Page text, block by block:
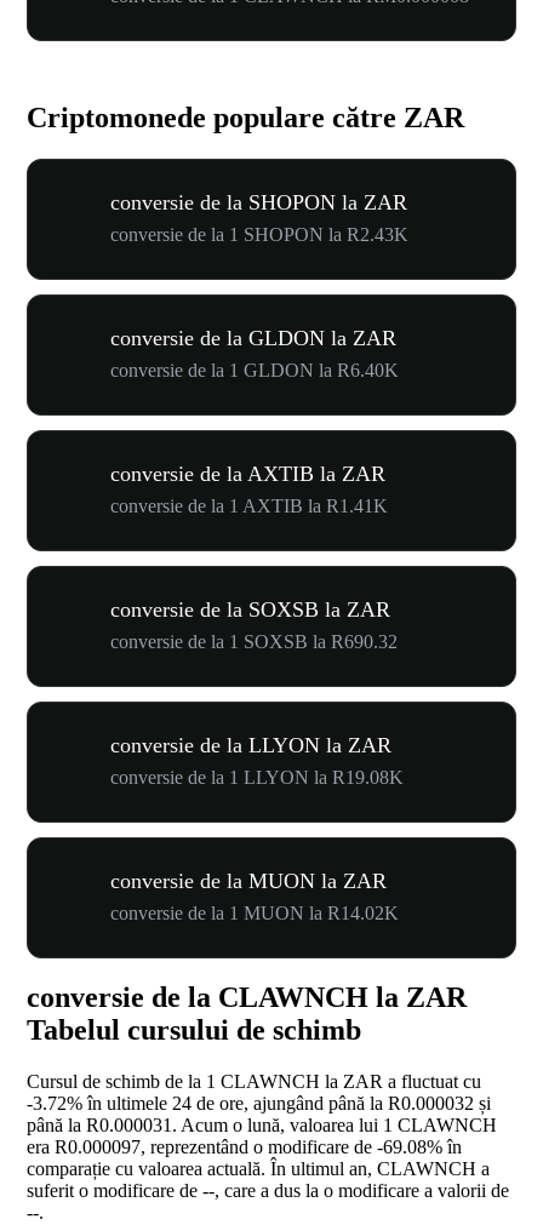
Criptomonede populare către ZAR
conversie de la SHOPON la ZAR
conversie de la 1 SHOPON la R2.43K
conversie de la GLDON la ZAR
conversie de la 1 GLDON la R6.40K
conversie de la AXTIB la ZAR
conversie de la 1 AXTIB la R1.41K
conversie de la SOXSB la ZAR
conversie de la 1 SOXSB la R690.32
conversie de la LLYON la ZAR
conversie de la 1 LLYON la R19.08K
conversie de la MUON la ZAR
conversie de la 1 MUON la R14.02K
conversie de la CLAWNCH la ZAR
Tabelul cursului de schimb
Cursul de schimb de la 1 CLAWNCH la ZAR a fluctuat cu
-3.72%în ultimele 24 de ore, ajungând până la R0.000032 și
până la R0.000031. Acum o lună, valoarea lui 1 CLAWNCH
era R0.000097, reprezentând o modificare de -69.08%în
comparație cu valoarea actuală. În ultimul an, CLAWNCH a
suferit o modificare de --, care a dus la o modificare a valorii de
--.